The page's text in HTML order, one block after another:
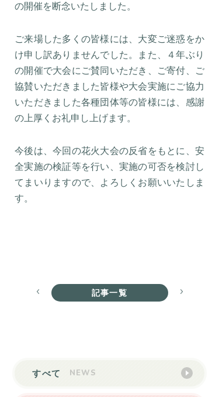
の開催を断念いたしました。
ご来場した多くの皆様には、大変ご迷惑をか
け申し訳ありませんでした。また、４年ぶり
の開催で大会にご賛同いただき、ご寄付、ご
協賛いただきました皆様や大会実施にご協力
いただきました各種団体等の皆様には、感謝
の上厚くお礼申し上げます。
今後は、今回の花火大会の反省をもとに、安
全実施の検証等を行い、実施の可否を検討し
てまいりますので、よろしくお願いいたしま
す。
記事一覧
NEWS
すべて